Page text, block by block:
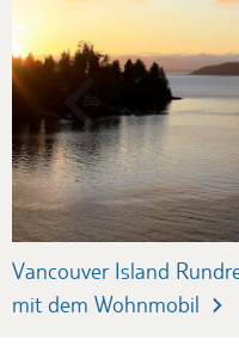
Vancouver Island
mit dem Wohnmobil